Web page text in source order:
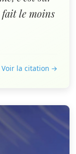
le moins
Voir la citation →